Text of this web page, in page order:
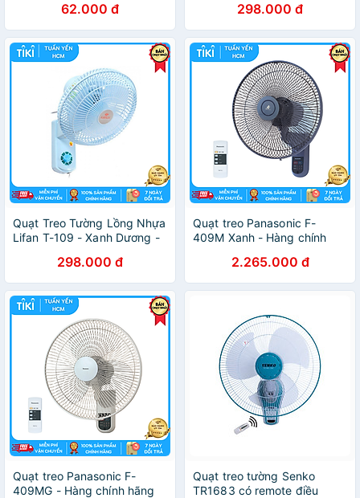
62.000 đ 298.000 đ
Quạt Treo Tường Lồng Nhựa
Lifan T-109 - Xanh Dương -
298.000 đ
Quạt treo Panasonic F-
409M Xanh - Hàng chính
2.265.000 đ
Quạt treo Panasonic F-
409MG - Hàng chính hãng
Quạt treo tường Senko
TR1683 có remote điều